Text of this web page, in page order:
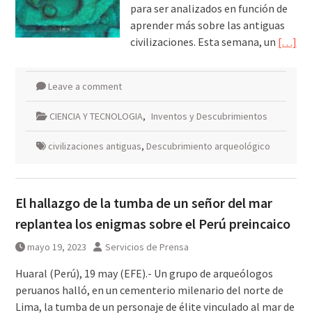
para ser analizados en función de
aprender más sobre las antiguas
civilizaciones. Esta semana, un […]
Leave a comment
CIENCIA Y TECNOLOGIA, Inventos y Descubrimientos
civilizaciones antiguas, Descubrimiento arqueológico
El hallazgo de la tumba de un señor del mar
replantea los enigmas sobre el Perú preincaico
mayo 19, 2023 Servicios de Prensa
Huaral (Perú), 19 may (EFE).- Un grupo de arqueólogos
peruanos halló, en un cementerio milenario del norte de
Lima, la tumba de un personaje de élite vinculado al mar de